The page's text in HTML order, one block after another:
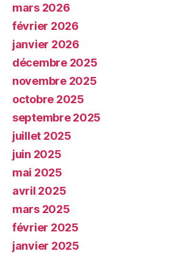
mars 2026
février 2026
janvier 2026
décembre 2025
novembre 2025
octobre 2025
septembre 2025
juillet 2025
juin 2025
mai 2025
avril 2025
mars 2025
février 2025
janvier 2025